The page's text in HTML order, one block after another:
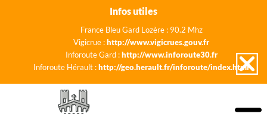
Infos utiles
France Bleu Gard Lozère : 90.2 Mhz
Vigicrue :http://www.vigicrues.gouv.fr
Inforoute Gard :http://www.inforoute30.fr
Inforoute Hérault :http://geo.herault.fr/inforoute/index.html